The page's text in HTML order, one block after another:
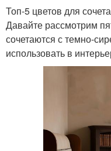
Топ-5 цветов для
Давайте рассмотрим
сочетаются с темно-
использовать в